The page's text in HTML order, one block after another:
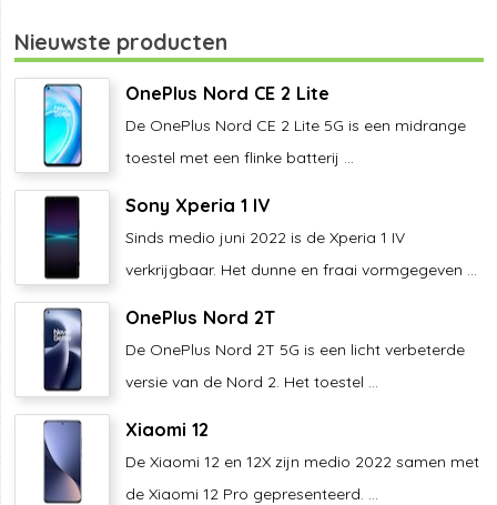
Nieuwste producten
OnePlus Nord CE 2 Lite
De OnePlus Nord CE 2 Lite 5G is een midrange
toestel met een flinke batterij ...
Sony Xperia 1 IV
Sinds medio juni 2022 is de Xperia 1 IV
verkrijgbaar. Het dunne en fraai vormgegeven ...
OnePlus Nord 2T
De OnePlus Nord 2T 5G is een licht verbeterde
versie van de Nord 2. Het toestel ...
Xiaomi 12
De Xiaomi 12 en 12X zijn medio 2022 samen met
de Xiaomi 12 Pro gepresenteerd. ...